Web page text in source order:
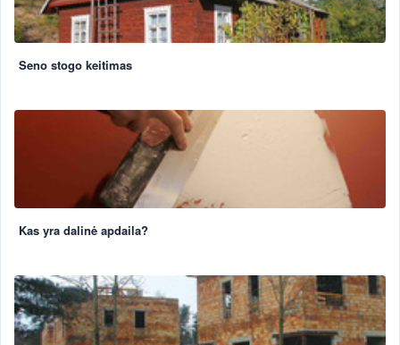
Seno stogo keitimas
Kas yra dalinė apdaila?